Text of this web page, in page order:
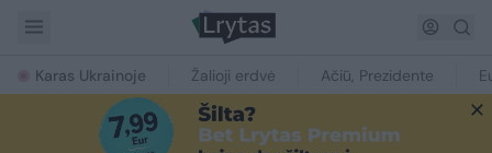
Karas Ukrainoje Žalioji erdvė Ačiū, Prezidente